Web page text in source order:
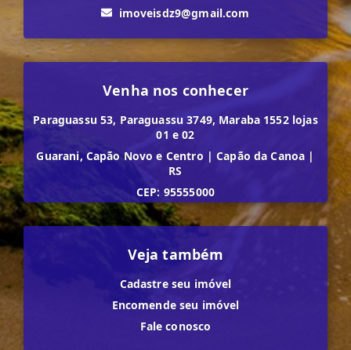
imoveisdz9@gmail.com
Venha nos conhecer
Paraguassu 53, Paraguassu 3749, Maraba 1552 lojas
01 e 02
Guarani, Capão Novo e Centro | Capão da Canoa |
RS
CEP: 95555000
Veja também
Cadastre seu imóvel
Encomende seu imóvel
Fale conosco